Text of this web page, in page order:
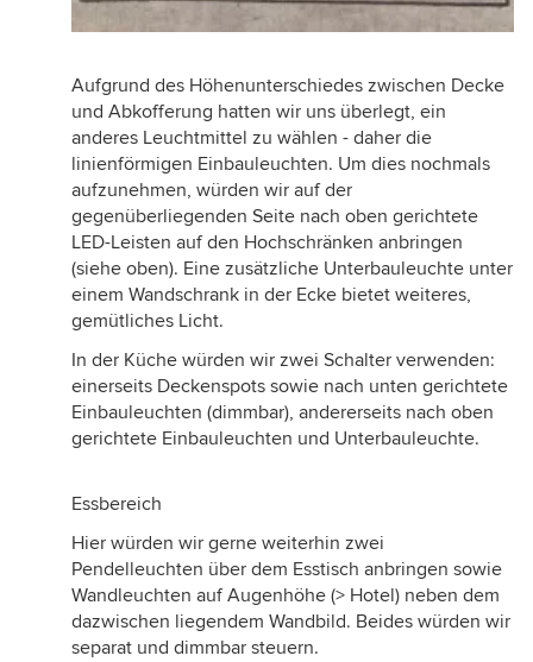
Aufgrund des Höhenunterschiedes zwischen Decke
und Abkofferung hatten wir uns überlegt, ein
anderes Leuchtmittel zu wählen - daher die
linienförmigen Einbauleuchten. Um dies nochmals
aufzunehmen, würden wir auf der
gegenüberliegenden Seite nach oben gerichtete
LED-Leisten auf den Hochschränken anbringen
(siehe oben). Eine zusätzliche Unterbauleuchte unter
einem Wandschrank in der Ecke bietet weiteres,
gemütliches Licht.
In der Küche würden wir zwei Schalter verwenden:
einerseits Deckenspots sowie nach unten gerichtete
Einbauleuchten (dimmbar), andererseits nach oben
gerichtete Einbauleuchten und Unterbauleuchte.
Essbereich
Hier würden wir gerne weiterhin zwei
Pendelleuchten über dem Esstisch anbringen sowie
Wandleuchten auf Augenhöhe (> Hotel) neben dem
dazwischen liegendem Wandbild. Beides würden wir
separat und dimmbar steuern.